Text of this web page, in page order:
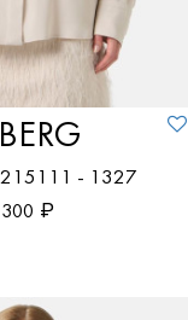
- 1327